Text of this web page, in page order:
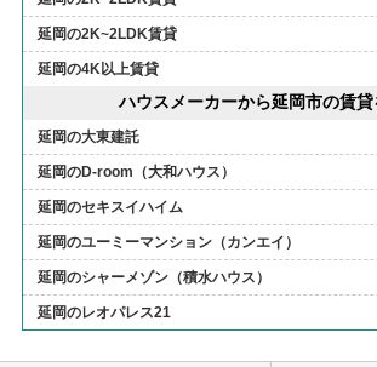
延岡の2K~2LDK賃貸
延岡の4K以上賃貸
ハウスメーカーから延岡市の賃
延岡の大東建託
延岡のD-room（大和ハウス）
延岡のセキスイハイム
延岡のユーミーマンション（カンエイ）
延岡のシャーメゾン（積水ハウス）
延岡のレオパレス21